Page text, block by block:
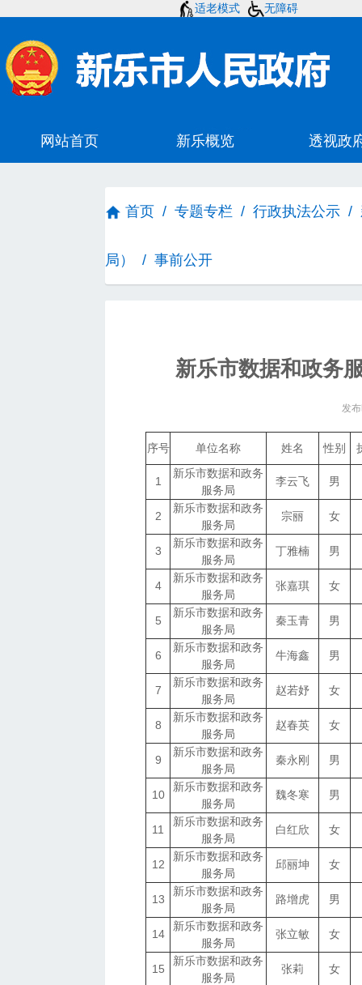
适老模式 无障碍
首页 / 专题专栏 / 行政执法公示 /
局） / 事前公开
新乐市数据和政务
发
序号 单位名称 姓名 性别
1
新乐市数据和政务
服务局
李云飞 男
2
新乐市数据和政务
服务局
宗丽 女
3
新乐市数据和政务
服务局
丁雅楠 男
4
新乐市数据和政务
服务局
张嘉琪 女
5
新乐市数据和政务
服务局
秦玉青 男
6
新乐市数据和政务
服务局
牛海鑫 男
7
新乐市数据和政务
服务局
赵若妤 女
8
新乐市数据和政务
服务局
赵春英 女
9
新乐市数据和政务
服务局
秦永刚 男
10
新乐市数据和政务
服务局
魏冬寒 男
11
新乐市数据和政务
服务局
白红欣 女
12
新乐市数据和政务
服务局
邱丽坤 女
13
新乐市数据和政务
服务局
路增虎 男
14
新乐市数据和政务
服务局
张立敏 女
15
新乐市数据和政务
服务局
张莉 女